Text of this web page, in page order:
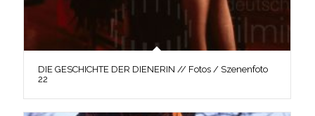
DIE GESCHICHTE DER DIENERIN // Fotos / Szenenfoto
22